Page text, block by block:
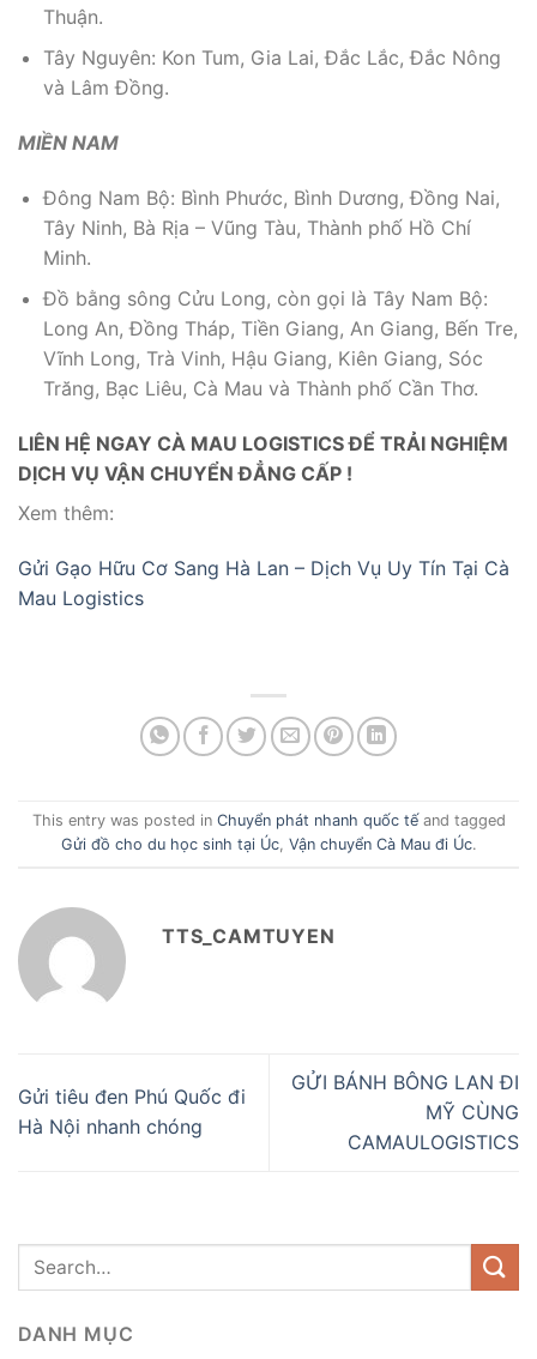
Thuận.
Tây Nguyên: Kon Tum, Gia Lai, Đắc Lắc, Đắc Nông
và Lâm Đồng.
MIỀN NAM
Đông Nam Bộ: Bình Phước, Bình Dương, Đồng Nai,
Tây Ninh, Bà Rịa – Vũng Tàu, Thành phố Hồ Chí
Minh.
Đồ bằng sông Cửu Long, còn gọi là Tây Nam Bộ:
Long An, Đồng Tháp, Tiền Giang, An Giang, Bến Tre,
Vĩnh Long, Trà Vinh, Hậu Giang, Kiên Giang, Sóc
Trăng, Bạc Liêu, Cà Mau và Thành phố Cần Thơ.
LIÊN HỆ NGAY CÀ MAU LOGISTICS ĐỂ TRẢI NGHIỆM
DỊCH VỤ VẬN CHUYỂN ĐẲNG CẤP !
Xem thêm:
Gửi Gạo Hữu Cơ Sang Hà Lan – Dịch Vụ Uy Tín Tại Cà
Mau Logistics
This entry was posted in Chuyển phát nhanh quốc tếand tagged
Gửi đồ cho du học sinh tại Úc, Vận chuyển Cà Mau đi Úc.
TTS_CAMTUYEN
Gửi tiêu đen Phú Quốc đi
Hà Nội nhanh chóng
GỬI BÁNH BÔNG LAN ĐI
MỸ CÙNG
CAMAULOGISTICS
DANH MỤC